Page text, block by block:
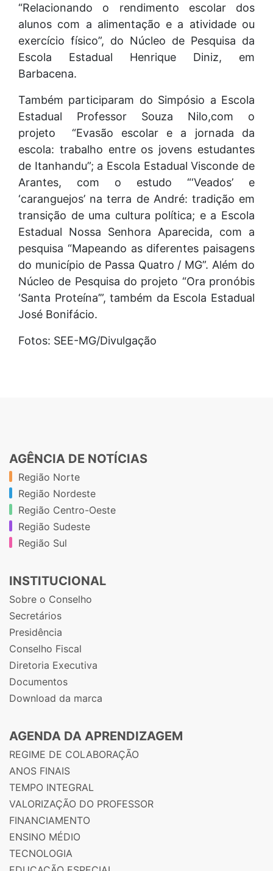
“Relacionando o rendimento escolar dos
alunos com a alimentação e a atividade ou
exercício físico”, do Núcleo de Pesquisa da
Escola Estadual Henrique Diniz, em
Barbacena.
Também participaram do Simpósio a Escola
Estadual Professor Souza Nilo,com o
projeto “Evasão escolar e a jornada da
escola: trabalho entre os jovens estudantes
de Itanhandu”; a Escola Estadual Visconde de
Arantes, com o estudo “‘Veados’ e
‘caranguejos’ na terra de André: tradição em
transição de uma cultura política; e a Escola
Estadual Nossa Senhora Aparecida, com a
pesquisa “Mapeando as diferentes paisagens
do município de Passa Quatro / MG”. Além do
Núcleo de Pesquisa do projeto “Ora pronóbis
‘Santa Proteína’”, também da Escola Estadual
José Bonifácio.
Fotos: SEE-MG/Divulgação
AGÊNCIA DE NOTÍCIAS
Região Norte
Região Nordeste
Região Centro-Oeste
Região Sudeste
Região Sul
INSTITUCIONAL
Sobre o Conselho
Secretários
Presidência
Conselho Fiscal
Diretoria Executiva
Documentos
Download da marca
AGENDA DA APRENDIZAGEM
REGIME DE COLABORAÇÃO
ANOS FINAIS
TEMPO INTEGRAL
VALORIZAÇÃO DO PROFESSOR
FINANCIAMENTO
ENSINO MÉDIO
TECNOLOGIA